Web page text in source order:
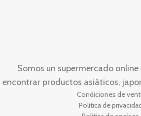
Somos un supermercado online
encontrar productos asiáticos,
Condiciones de
Política de